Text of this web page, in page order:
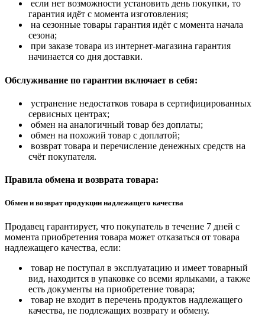
если нет возможности установить день покупки, то
гарантия идёт с момента изготовления;
на сезонные товары гарантия идёт с момента начала
сезона;
при заказе товара из интернет-магазина гарантия
начинается со дня доставки.
Обслуживание по гарантии включает в себя:
устранение недостатков товара в сертифицированных
сервисных центрах;
обмен на аналогичный товар без доплаты;
обмен на похожий товар с доплатой;
возврат товара и перечисление денежных средств на
счёт покупателя.
Правила обмена и возврата товара:
Обмен и возврат продукции надлежащего качества
Продавец гарантирует, что покупатель в течение 7 дней с
момента приобретения товара может отказаться от товара
надлежащего качества, если:
товар не поступал в эксплуатацию и имеет товарный
вид, находится в упаковке со всеми ярлыками, а также
есть документы на приобретение товара;
товар не входит в перечень продуктов надлежащего
качества, не подлежащих возврату и обмену.